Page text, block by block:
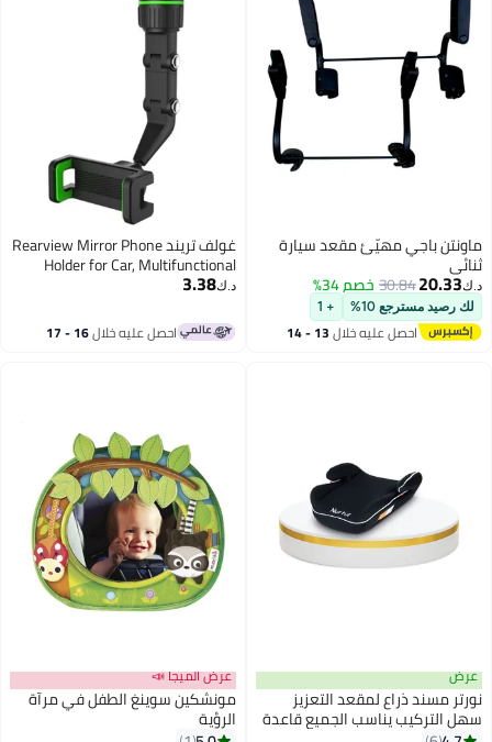
ماونتن باجي مهيّئ مقعد سيارة
ثنائي
د.ك‏20.33
30.84خصم 34%
لك رصيد مسترجع 10% + 1
احصل عليه خلال 13 - 14
غولف تريند Rearview Mirror Phone
Holder for Car, Multifunctional
Rearview Mirror Phone Holder,
Rotatable Car Phone Holder Mount
Cell Phone Cradles for Car/Back
د.ك‏3.38
احصل عليه خلال 16 - 17
عرض
نورتر مسند ذراع لمقعد التعزيز
سهل التركيب يناسب الجميع قاعدة
عرض الميجا 📣
مونشكين سوينغ الطفل في مرآة
الرؤية